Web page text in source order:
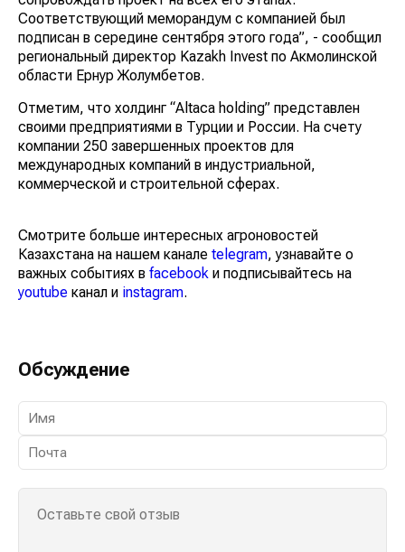
Соответствующий меморандум с компанией был
подписан в середине сентября этого года”, - сообщил
региональный директор Kazakh Invest по Акмолинской
области Ернур Жолумбетов.
Отметим, что холдинг “Altaca holding” представлен
своими предприятиями в Турции и России. На счету
компании 250 завершенных проектов для
международных компаний в индустриальной,
коммерческой и строительной сферах.
Смотрите больше интересных агроновостей
Казахстана на нашем канале telegram, узнавайте о
важных событиях в facebook и подписывайтесь на
youtube канал и instagram.
Обсуждение